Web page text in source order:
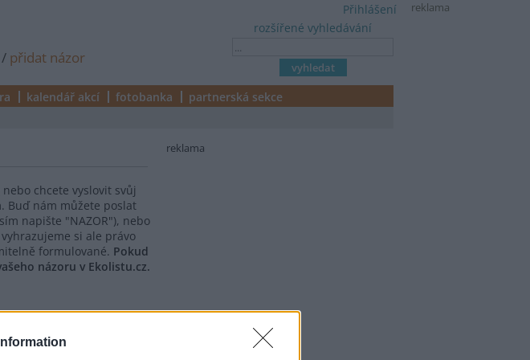
reklama
/ přidat názor
rozšířené vyhledávání
Přihlášení
kalendář akcí fotobanka partnerská sekce
nebo chcete vyslovit svůj
Buď nám můžete poslat
napište "NAZOR"), nebo
si ale právo
formulované. Pokud
názoru v Ekolistu.cz.
reklama